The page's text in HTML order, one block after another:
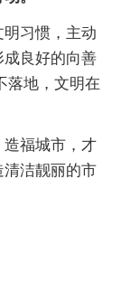
习惯，主动
良好的向善
落地，文明在
造福城市，才
洁靓丽的市